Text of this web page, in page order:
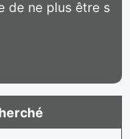
de ne plus être s